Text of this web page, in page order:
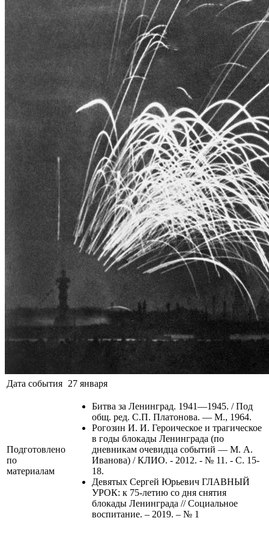
Дата события 27 января
Подготовлено
по
материалам
Битва за Ленинград. 1941—1945. / Под
общ. ред. С.П. Платонова. — М., 1964.
Рогозин И. И. Героическое и трагическое
в годы блокады Ленинграда (по
дневникам очевидца событий — М. А.
Иванова) / КЛИО. - 2012. - № 11. - С. 15-
18.
Девятых Сергей Юрьевич ГЛАВНЫЙ
УРОК: к 75-летию со дня снятия
блокады Ленинграда // Социальное
воспитание. – 2019. – № 1